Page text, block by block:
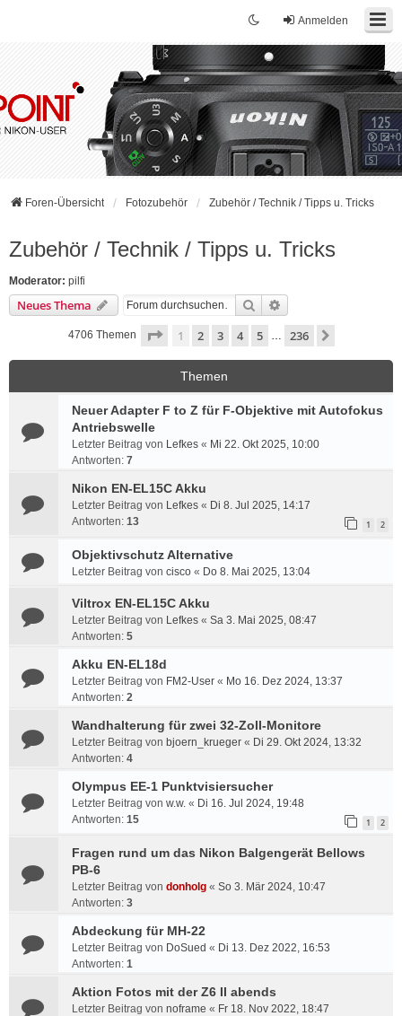
Anmelden
Foren-Übersicht Fotozubehör Zubehör / Technik / Tipps u. Tricks
Zubehör / Technik / Tipps u. Tricks
Moderator: pilfi
Neues Thema Suche
4706 Themen Seite 1von 236
1 2 3 4 5 … 236
Themen
Neuer Adapter F to Z für F-Objektive mit Autofokus
Antriebswelle
Letzter Beitrag von Lefkes « Mi 22. Okt 2025, 10:00
Antworten: 7
Nikon EN-EL15C Akku
Letzter Beitrag von Lefkes « Di 8. Jul 2025, 14:17
Antworten: 13 1 2
Objektivschutz Alternative
Letzter Beitrag von cisco « Do 8. Mai 2025, 13:04
Viltrox EN-EL15C Akku
Letzter Beitrag von Lefkes « Sa 3. Mai 2025, 08:47
Antworten: 5
Akku EN-EL18d
Letzter Beitrag von FM2-User « Mo 16. Dez 2024, 13:37
Antworten: 2
Wandhalterung für zwei 32-Zoll-Monitore
Letzter Beitrag von bjoern_krueger « Di 29. Okt 2024, 13:32
Antworten: 4
Olympus EE-1 Punktvisiersucher
Letzter Beitrag von w.w. « Di 16. Jul 2024, 19:48
Antworten: 15 1 2
Fragen rund um das Nikon Balgengerät Bellows
PB-6
Letzter Beitrag von donholg « So 3. Mär 2024, 10:47
Antworten: 3
Abdeckung für MH-22
Letzter Beitrag von DoSued « Di 13. Dez 2022, 16:53
Antworten: 1
Aktion Fotos mit der Z6 II abends
Letzter Beitrag von noframe « Fr 18. Nov 2022, 18:47